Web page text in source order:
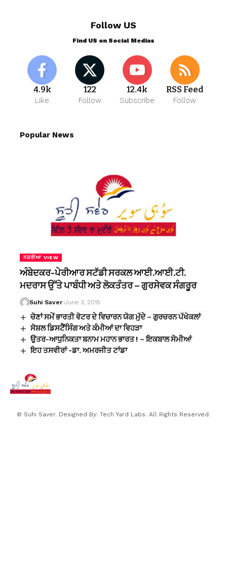
Follow US
Find US on Social Medias
4.9k
Like
122
Follow
12.4k
Subscribe
RSS Feed
Follow
Popular News
ਨਜ਼ਰੀਆ VIEW
ਅੰਬੇਦਕਰ-ਪੇਰੀਆਰ ਸਟੱਡੀ ਸਰਕਲ ਆਈ.ਆਈ.ਟੀ.
ਮਦਰਾਸ ਉੱਤੇ ਪਾਬੰਧੀ ਅਤੇ ਲੋਕਤੰਤਰ – ਗੁਰਸੇਵਕ ਸੰਗਰੂਰ
Suhi Saver June 3, 2015
ਚੋਣਾਂ ਸਮੇਂ ਭਾਰਤੀ ਵੋਟਰ ਦੇ ਵਿਚਾਰਨ ਯੋਗ ਮੁੱਦੇ – ਗੁਰਚਰਨ ਪੱਖੋਕਲਾਂ
ਸੋਸ਼ਲ ਡਿਸਟੈਂਸਿੰਗ ਅਤੇ ਕੰਮੀਆਂ ਦਾ ਵਿਹੜਾ
ਉਤਰ-ਆਧੁਨਿਕਤਾ ਬਨਾਮ ਮਹਾਨ ਭਾਰਤ ! – ਇਕਬਾਲ ਸੋਮੀਆਂ
ਇਹ ਤਸਵੀਰਾਂ -ਡਾ. ਅਮਰਜੀਤ ਟਾਂਡਾ
© Suhi Saver. Designed By: Tech Yard Labs. All Rights Reserved.